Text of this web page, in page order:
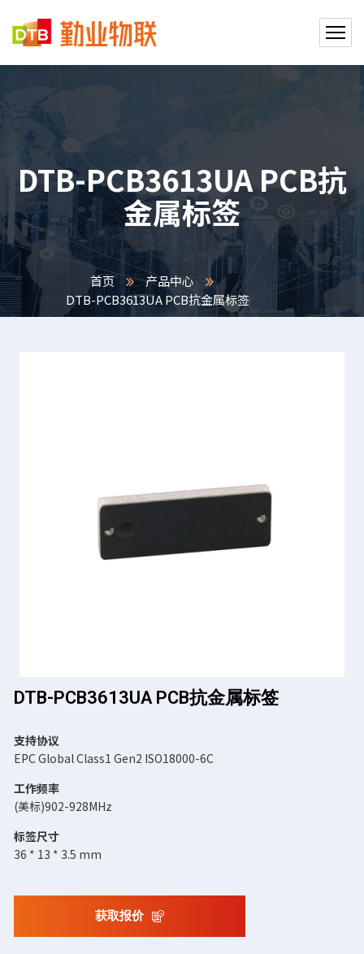
DTB-PCB3613UA PCB抗
金属标签
首页
产品中心
DTB-PCB3613UA PCB抗金属标签
DTB-PCB3613UA PCB抗金属标签
支持协议
EPC Global Class1 Gen2 ISO18000-6C
工作频率
(美标)902-928MHz
标签尺寸
36 * 13 * 3.5 mm
获取报价